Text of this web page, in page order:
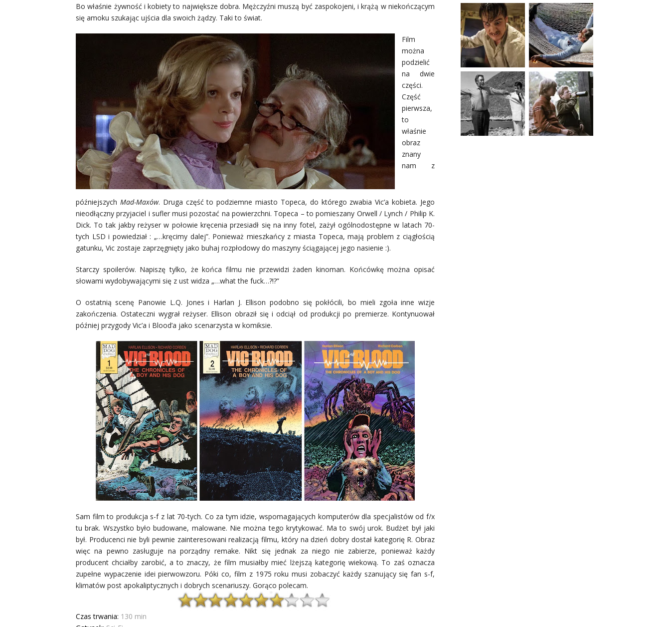
Bo właśnie żywność i kobiety to największe dobra. Mężczyźni muszą być zaspokojeni, i krążą w niekończącym
się amoku szukając ujścia dla swoich żądzy. Taki to świat.
Film
można
podzielić
na dwie
części.
Część
pierwsza,
to
właśnie
obraz
znany
nam z
późniejszych Mad-Maxów. Druga część to podziemne miasto Topeca, do którego zwabia Vic’a kobieta. Jego
nieodłączny przyjaciel i sufler musi pozostać na powierzchni. Topeca – to pomieszany Orwell / Lynch / Philip K.
Dick. To tak jakby reżyser w połowie kręcenia przesiadł się na inny fotel, zażył ogólnodostępne w latach 70-
tych LSD i powiedział : „…kręcimy dalej”. Ponieważ mieszkańcy z miasta Topeca, mają problem z ciągłością
gatunku, Vic zostaje zaprzęgnięty jako buhaj rozpłodowy do maszyny ściągającej jego nasienie :).
Starczy spoilerów. Napiszę tylko, że końca filmu nie przewidzi żaden kinoman. Końcówkę można opisać
słowami wydobywającymi się z ust widza „…what the fuck…?!?”
O ostatnią scenę Panowie L.Q. Jones i Harlan J. Ellison podobno się pokłócili, bo mieli zgoła inne wizje
zakończenia. Ostateczni wygrał reżyser. Ellison obraził się i odciął od produkcji po premierze. Kontynuował
później przygody Vic’a i Blood’a jako scenarzysta w komiksie.
Sam film to produkcja s-f z lat 70-tych. Co za tym idzie, wspomagających komputerów dla specjalistów od f/x
tu brak. Wszystko było budowane, malowane. Nie można tego krytykować. Ma to swój urok. Budżet był jaki
był. Producenci nie byli pewnie zainteresowani realizacją filmu, który na dzień dobry dostał kategorię R. Obraz
więc na pewno zasługuje na porządny remake. Nikt się jednak za niego nie zabierze, ponieważ każdy
producent chciałby zarobić, a to znaczy, że film musiałby mieć lżejszą kategorię wiekową. To zaś oznacza
zupełne wypaczenie idei pierwowzoru. Póki co, film z 1975 roku musi zobaczyć każdy szanujący się fan s-f,
klimatów post apokaliptycznych i dobrych scenariuszy. Gorąco polecam.
Czas trwania: 130 min